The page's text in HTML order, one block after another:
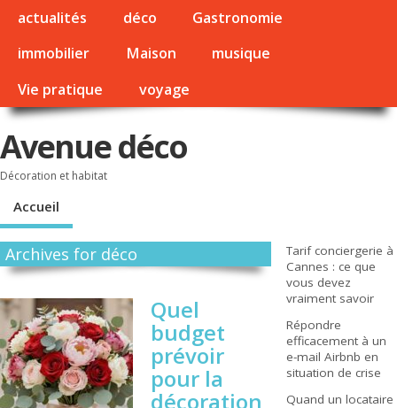
actualités déco
Gastronomie
immobilier
Maison
musique
Vie pratique
voyage
Avenue déco
Décoration et habitat
Accueil
Archives for déco
Quel
budget
prévoir
pour la
décoration
Tarif conciergerie à
Cannes : ce que
vous devez
vraiment savoir
Répondre
efficacement à un
e-mail Airbnb en
situation de crise
Quand un locataire